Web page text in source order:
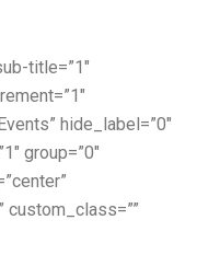
title=”1″
hide_label=”0″
group=”0″
custom_class=””